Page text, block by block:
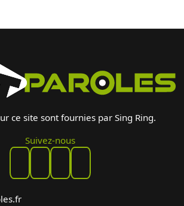
ce site sont fournies par Sing Ring.
Suivez-nous